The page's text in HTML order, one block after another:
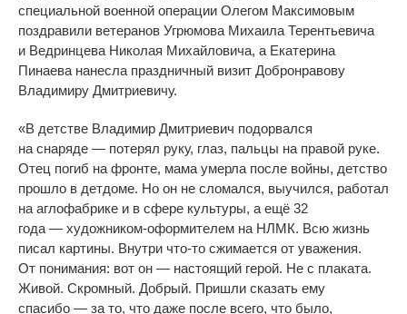
специальной военной операции Олегом Максимовым
поздравили ветеранов Угрюмова Михаила Терентьевича
и Ведринцева Николая Михайловича, а Екатерина
Пинаева нанесла праздничный визит Добронравову
Владимиру Дмитриевичу.
«В детстве Владимир Дмитриевич подорвался
на снаряде — потерял руку, глаз, пальцы на правой руке.
Отец погиб на фронте, мама умерла после войны, детство
прошло в детдоме. Но он не сломался, выучился, работал
на аглофабрике и в сфере культуры, а ещё 32
года — художником-оформителем на НЛМК. Всю жизнь
писал картины. Внутри что-то сжимается от уважения.
От понимания: вот он — настоящий герой. Не с плаката.
Живой. Скромный. Добрый. Пришли сказать ему
спасибо — за то, что даже после всего, что было,